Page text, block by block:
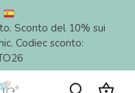
Sconto del 10% sui
Codiec sconto: